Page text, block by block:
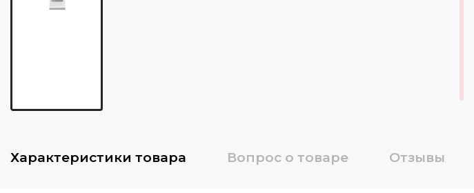
Характеристики товара Вопрос о товаре Отзывы